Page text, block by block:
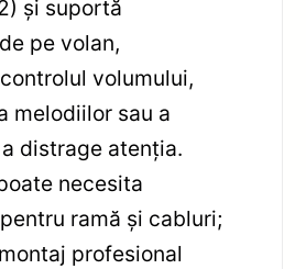
și suportă
pe volan,
volumului,
melodiilor sau a
distrage atenția.
necesita
ramă și cabluri;
profesional